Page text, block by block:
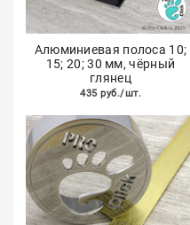
Алюминиевая полоса 10;
15; 20; 30 мм, чёрный
глянец
435 руб./шт.